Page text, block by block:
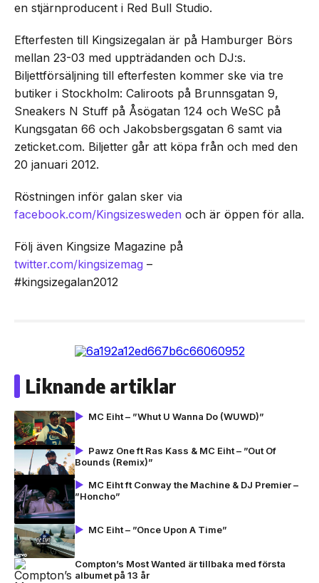
en stjärnproducent i Red Bull Studio.
Efterfesten till Kingsizegalan är på Hamburger Börs
mellan 23-03 med uppträdanden och DJ:s.
Biljettförsäljning till efterfesten kommer ske via tre
butiker i Stockholm: Caliroots på Brunnsgatan 9,
Sneakers N Stuff på Åsögatan 124 och WeSC på
Kungsgatan 66 och Jakobsbergsgatan 6 samt via
zeticket.com. Biljetter går att köpa från och med den
20 januari 2012.
Röstningen inför galan sker via
facebook.com/Kingsizesweden och är öppen för alla.
Följ även Kingsize Magazine på
twitter.com/kingsizemag –
#kingsizegalan2012
Liknande artiklar
MC Eiht – ”Whut U Wanna Do (WUWD)”
Pawz One ft Ras Kass & MC Eiht – ”Out Of
Bounds (Remix)”
MC Eiht ft Conway the Machine & DJ Premier –
”Honcho”
MC Eiht – ”Once Upon A Time”
Compton’s Most Wanted är tillbaka med första
albumet på 13 år